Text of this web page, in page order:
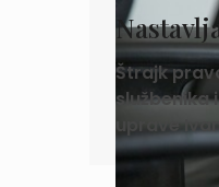
Štrajk
službenika
uprave